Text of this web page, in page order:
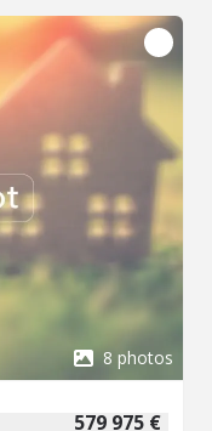
sont en bois
de renseignements
nous au :
climat : B -
d'énergie pour
2023) - Prix Hon.
Négo TTC
€ - Réf :
8 photos
579 975 €